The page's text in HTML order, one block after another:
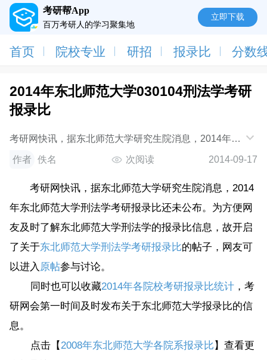
考研帮App
百万考研人的学习聚集地
立即下载
首页 院校专业 研招 报录比 分数
2014年东北师范大学030104刑法学考研
报录比
考研网快讯，据东北师范大学研究生院消息，2014年东
北师范大学刑法学考研报录比还未公布。为方便网友及
时了解东北师范大学刑法学的报录比信息，
作者 佚名 次阅读 2014-09-17
考研网快讯，据东北师范大学研究生院消息，2014
年东北师范大学刑法学考研报录比还未公布。为方便网
友及时了解东北师范大学刑法学的报录比信息，故开启
了关于东北师范大学刑法学考研报录比的帖子，网友可
以进入 原帖参与讨论。
同时也可以收藏2014年各院校考研报录比统计，考
研网会第一时间及时发布关于东北师范大学报录比的信
息。
点击【2008年东北师范大学各院系报录比 】查看更